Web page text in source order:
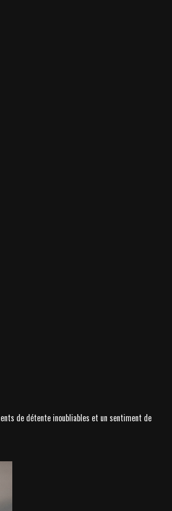
de détente inoubliables et un sentiment de